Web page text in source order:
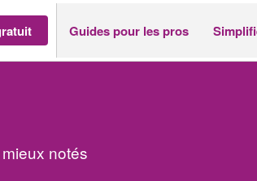
Guides pour les pros
notés